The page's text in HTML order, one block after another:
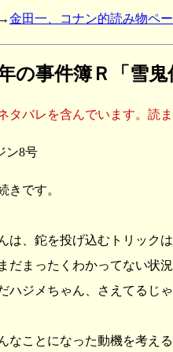
→金田一、コナン的読み物ペ
の事件簿Ｒ「雪
タバレを含んでいます。読
ン8号
です。
、鉈を投げ込むトリック
まったくわかってない状
ハジメちゃん、さえてるじ
ことになった動機を考える